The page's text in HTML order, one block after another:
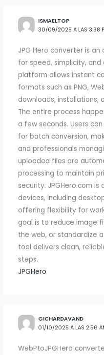
ISMAELTOP
30/09/2025 A LAS 3:38
JPG Hero converter is
for speed, simplicity,
platform allows instant
formats such as PNG,
downloads, installations,
The entire process
a few seconds. Users
for batch conversion,
and professionals
uploaded files are
processing to maintain
security. JPGHero.com
devices, including
offering flexibility for
goal is to reduce image
the web, or standardize
tool delivers clean,
steps.
JPGHero
GICHARDAVAND
01/10/2025 A LAS 2:56
WebPtoJPGHero